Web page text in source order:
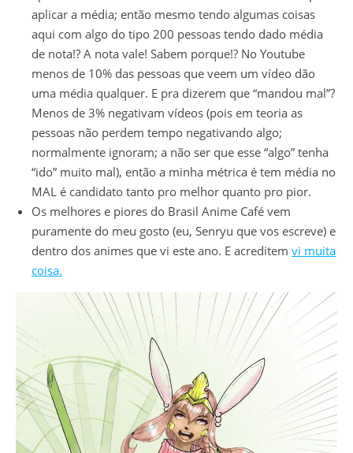
aplicar a média; então mesmo tendo algumas coisas
aqui com algo do tipo 200 pessoas tendo dado média
de nota!? A nota vale! Sabem porque!? No Youtube
menos de 10% das pessoas que veem um vídeo dão
uma média qualquer. E pra dizerem que “mandou mal”?
Menos de 3% negativam vídeos (pois em teoria as
pessoas não perdem tempo negativando algo;
normalmente ignoram; a não ser que esse “algo” tenha
“ido” muito mal), então a minha métrica é tem média no
MAL é candidato tanto pro melhor quanto pro pior.
Os melhores e piores do Brasil Anime Café vem
puramente do meu gosto (eu, Senryu que vos escreve) e
dentro dos animes que vi este ano. E acreditem vi muita
coisa.